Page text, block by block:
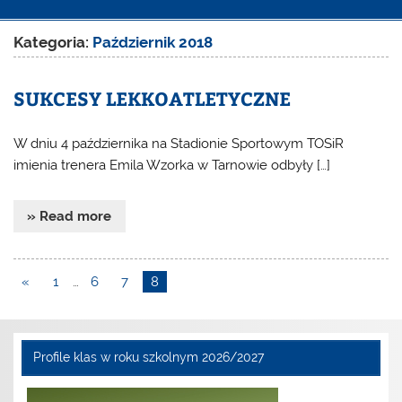
Kategoria: Październik 2018
SUKCESY LEKKOATLETYCZNE
W dniu 4 października na Stadionie Sportowym TOSiR
imienia trenera Emila Wzorka w Tarnowie odbyły […]
» Read more
« 1 … 6 7 8
Profile klas w roku szkolnym 2026/2027